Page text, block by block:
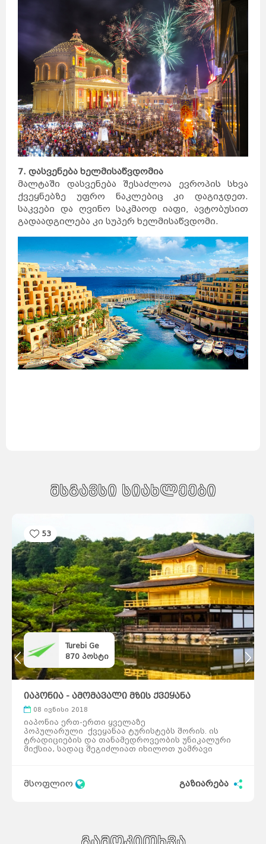
7. დასვენება ხელმისაწვდომია
მალტაში დასვენება შესაძლოა ევროპის სხვა
ქვეყნებზე უფრო ნაკლებიც კი დაგიჯდეთ.
საკვები და ღვინო საკმაოდ იაფი, ავტობუსით
გადაადგილება კი სუპერ ხელმისაწვდომი.
მსგავსი სიახლეები
53
Turebi Ge
870 პოსტი
იაპონია - ამომავალი მზის ქვეყანა
08 ივნისი 2018
იაპონია ერთ-ერთი ყველაზე
პოპულარული ქვეყანაა ტურისტებს შორის. ის
ტრადიციების და თანამედროვეობის უნიკალური
მიქსია, სადაც შეგიძლიათ იხილოთ უამრავი
თანაარსებობენ. იაპონიის თითქმის ყველა
ერთ-ერთ ყველაზე დაბალი დონეა. წარმოგიდგენთ
მსოფლიო გაზიარება